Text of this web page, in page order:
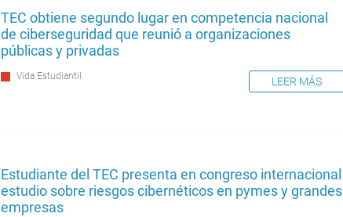
TEC obtiene segundo lugar en competencia nacional
de ciberseguridad que reunió a organizaciones
públicas y privadas
Vida Estudiantil LEER MÁS
Estudiante del TEC presenta en congreso internacional
estudio sobre riesgos cibernéticos en pymes y grandes
empresas